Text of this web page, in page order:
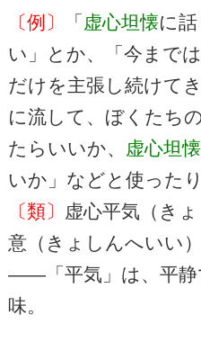
〔例〕 「 虚心坦懐に
い」とか、「今まで
だけを主張し続けて
に流して、ぼくたち
たらいいか、 虚心坦懐
いか」などと使ったり
〔類〕 虚心平気（き
意（きょしんへいい）
――「平気」は、平静
味。